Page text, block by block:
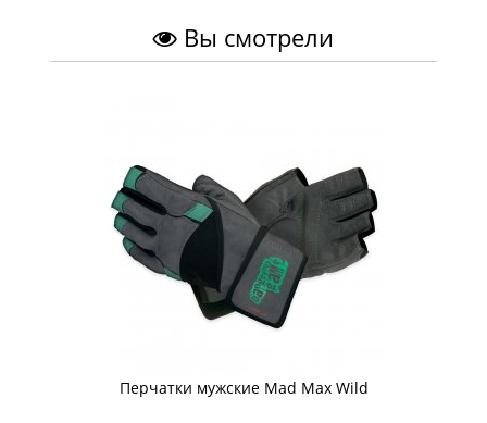
Вы смотрели
Перчатки мужские Mad Max Wild